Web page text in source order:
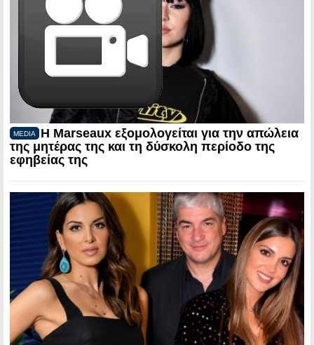
MEDIA
Η Marseaux εξομολογείται για την απώλεια
της μητέρας της και τη δύσκολη περίοδο της
εφηβείας της